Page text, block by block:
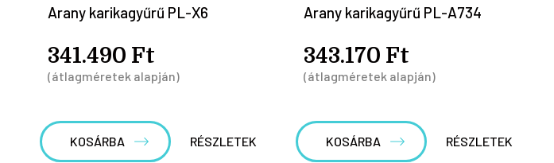
Arany karikagyűrű PL-X6
341.490 Ft
(átlagméretek alapján)
KOSÁRBA RÉSZLETEK
Arany karikagyűrű PL-A734
343.170 Ft
(átlagméretek alapján)
KOSÁRBA RÉSZLETEK